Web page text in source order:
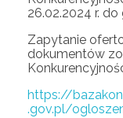
26.02.2024 r. do
Zapytanie
dokumentów
https://
.gov.pl/